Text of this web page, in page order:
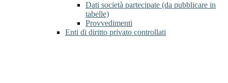
Dati società partecipate (da pubblicare in
tabelle)
Provvedimenti
Enti di diritto privato controllati